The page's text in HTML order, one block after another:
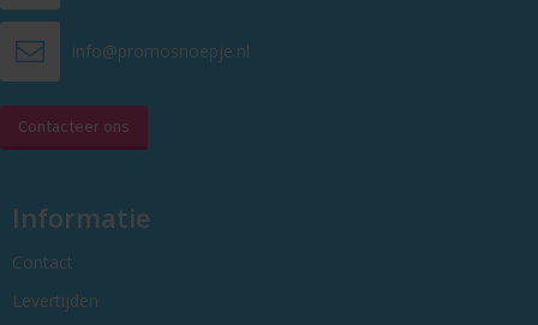
info@promosnoepje.nl
Contacteer ons
Informatie
Contact
Levertijden